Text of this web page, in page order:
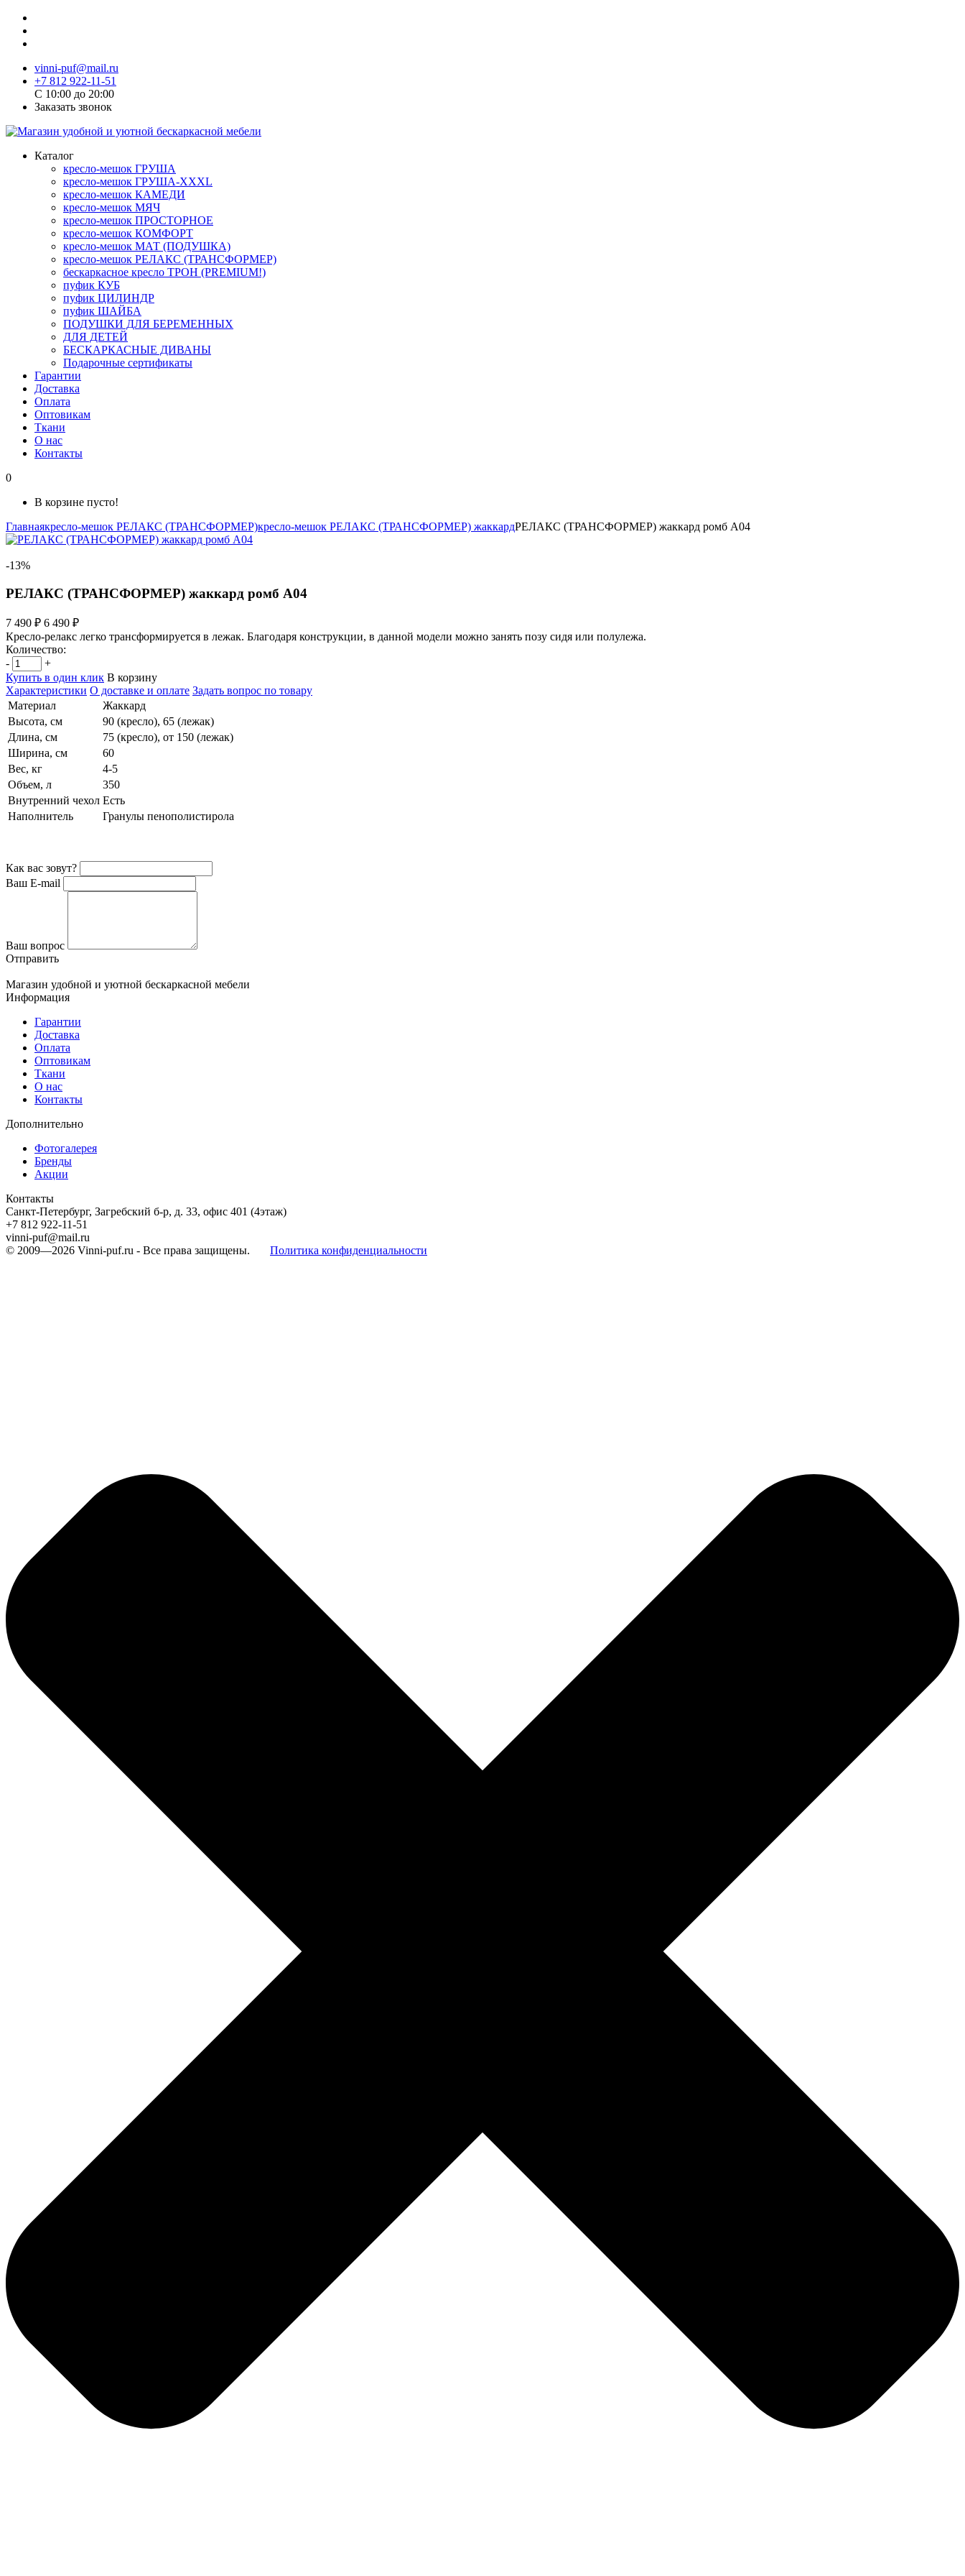
vinni-puf@mail.ru
+7 812 922-11-51
C 10:00 до 20:00
Заказать звонок
Каталог
кресло-мешок ГРУША
кресло-мешок ГРУША-XXXL
кресло-мешок КАМЕДИ
кресло-мешок МЯЧ
кресло-мешок ПРОСТОРНОЕ
кресло-мешок КОМФОРТ
кресло-мешок МАТ (ПОДУШКА)
кресло-мешок РЕЛАКС (ТРАНСФОРМЕР)
бескаркасное кресло ТРОН (PREMIUM!)
пуфик КУБ
пуфик ЦИЛИНДР
пуфик ШАЙБА
ПОДУШКИ ДЛЯ БЕРЕМЕННЫХ
ДЛЯ ДЕТЕЙ
БЕСКАРКАСНЫЕ ДИВАНЫ
Подарочные сертификаты
Гарантии
Доставка
Оплата
Оптовикам
Ткани
О нас
Контакты
0
В корзине пусто!
Главнаякресло-мешок РЕЛАКС (ТРАНСФОРМЕР)кресло-мешок РЕЛАКС (ТРАНСФОРМЕР) жаккардРЕЛАКС (ТРАНСФОРМЕР) жаккард ромб А04
-13%
РЕЛАКС (ТРАНСФОРМЕР) жаккард ромб А04
7 490 ₽ 6 490 ₽
Кресло-релакс легко трансформируется в лежак. Благодаря конструкции, в данной модели можно занять позу сидя или полулежа.
Количество:
-
+
Купить в один клик В корзину
Характеристики О доставке и оплате Задать вопрос по товару
Материал
Жаккард
Высота, см
90 (кресло), 65 (лежак)
Длина, см
75 (кресло), от 150 (лежак)
Ширина, см
60
Вес, кг
4-5
Объем, л
350
Внутренний чехол Есть
Наполнитель
Гранулы пенополистирола
Как вас зовут?
Ваш E-mail
Ваш вопрос
Отправить
Магазин удобной и уютной бескаркасной мебели
Информация
Гарантии
Доставка
Оплата
Оптовикам
Ткани
О нас
Контакты
Дополнительно
Фотогалерея
Бренды
Акции
Контакты
Санкт-Петербург, Загребский б-р, д. 33, офис 401 (4этаж)
+7 812 922-11-51
vinni-puf@mail.ru
© 2009—2026 Vinni-puf.ru - Все права защищены. Политика конфиденциальности